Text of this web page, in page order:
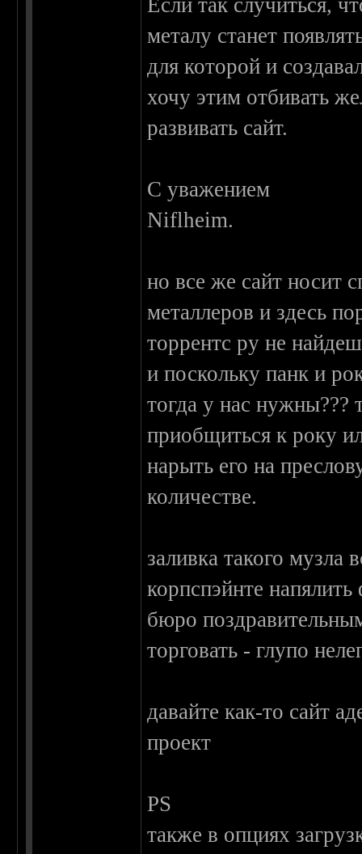
Если так случиться,
металу станет
для которой и
хочу этим отбивать
развивать сайт.
С уважением
Niflheim.
но все же сайт носит
металлеров и здесь
торрентс ру не
и поскольку панк и
тогда у нас нужны???
приобщиться к року
нарыть его на
количестве.
заливка такого музла
корпспэйнте
бюро
торговать - глупо
давайте как-то сайт
проект
PS
также в опциях